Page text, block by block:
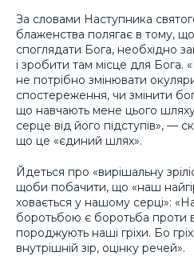
За словами Наступника
блаженства полягає в тому,
споглядати Бога, необхідно
і зробити там місце для
не потрібно змінювати
спостереження, чи змінити
що навчають мене цього
серце від його підступів», —
що це «єдиний шлях».
Йдеться про «вирішальну
щоби побачити, що «наш
ховається у нашому серці»:
боротьбою є боротьба проти
породжують наші гріхи. Бо
внутрішній зір, оцінку речей».